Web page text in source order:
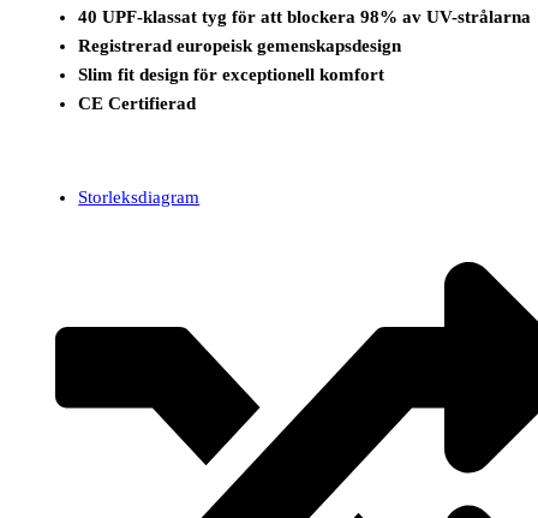
40 UPF-klassat tyg för att blockera 98% av UV-strålarna
Registrerad europeisk gemenskapsdesign
Slim fit design för exceptionell komfort
CE Certifierad
Storleksdiagram